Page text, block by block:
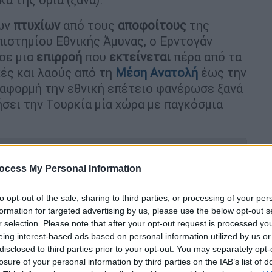
My Personal Information
opt-out of the sale, sharing to third parties, or processing of your
for targeted advertising by us, please use the below opt-out
selection. Please note that after your opt-out request is processed
interest-based ads based on personal information utilized by us
to third parties prior to your opt-out. You may separately
of your personal information by third parties on the IAB’s list of
πτυχίων από τους αποφοίτους της
Εθνικής Άμυνας, ο Ερντογάν
μια επιρροή που εκτείνεται πέρα από τα
και λαούς από τη Μέση Ανατολή έως την
την εθνική επέτειο φανέρωσε ξανά
την Τουρκία μία χώρα με παγκόσμια
με τις ευρωτουρκικές σχέσεις δεν
Ελλάδα στην Τουρκία - «Η Κύπρος